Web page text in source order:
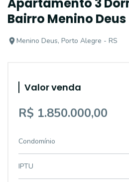
Bairro Menino Deus
Menino Deus, Porto Alegre - RS
Valor venda
R$ 1.850.000,00
Condomínio
IPTU